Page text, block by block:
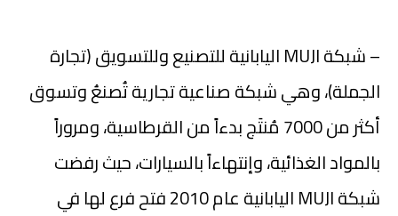
– شبكة MUJI اليابانية للتصنيع وللتسويق (تجارة
الجملة)، وهي شبكة صناعية تجارية تُصنعُ وتسوق
أكثر من 7000 مُنتَج بدءاً من القرطاسية، ومروراً
بالمواد الغذائية، وإنتهاءاً بالسيارات، حيث رفضت
شبكة MUJI اليابانية عام 2010 فتح فرع لها في